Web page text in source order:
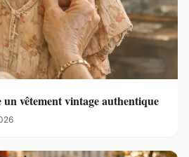
vêtement vintage authentique